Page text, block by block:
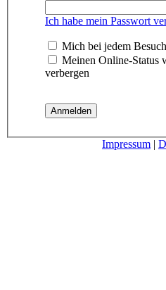
Ich habe mein Passwort
Mich bei jedem
Meinen Online-Status
verbergen
Impressum |